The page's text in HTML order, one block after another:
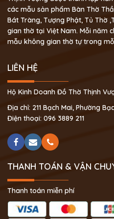
các mẫu sản phẩm Bàn Thờ
Bát Tràng, Tượng Phật, Tủ Thờ
gian thờ tại Việt Nam. Mỗi năm
mẫu không gian thờ tự trong
LIÊN HỆ
Hộ Kinh Doanh Đồ Thờ Thịnh
Địa chỉ: 211 Bạch Mai, Phường
Điện thoại: 096 3889 211
THANH TOÁN & VẬN
Thanh toán miễn phí